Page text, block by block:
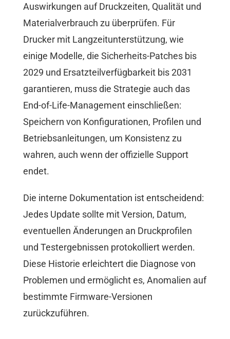
Auswirkungen auf Druckzeiten, Qualität und
Materialverbrauch zu überprüfen. Für
Drucker mit Langzeitunterstützung, wie
einige Modelle, die Sicherheits-Patches bis
2029 und Ersatzteilverfügbarkeit bis 2031
garantieren, muss die Strategie auch das
End-of-Life-Management einschließen:
Speichern von Konfigurationen, Profilen und
Betriebsanleitungen, um Konsistenz zu
wahren, auch wenn der offizielle Support
endet.
Die interne Dokumentation ist entscheidend:
Jedes Update sollte mit Version, Datum,
eventuellen Änderungen an Druckprofilen
und Testergebnissen protokolliert werden.
Diese Historie erleichtert die Diagnose von
Problemen und ermöglicht es, Anomalien auf
bestimmte Firmware-Versionen
zurückzuführen.